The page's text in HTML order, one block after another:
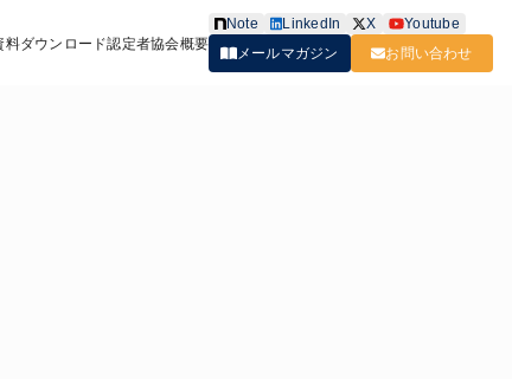
料ダウンロード認定者協会概要
Note LinkedIn X
Youtube
メールマガジン
お問い合わせ